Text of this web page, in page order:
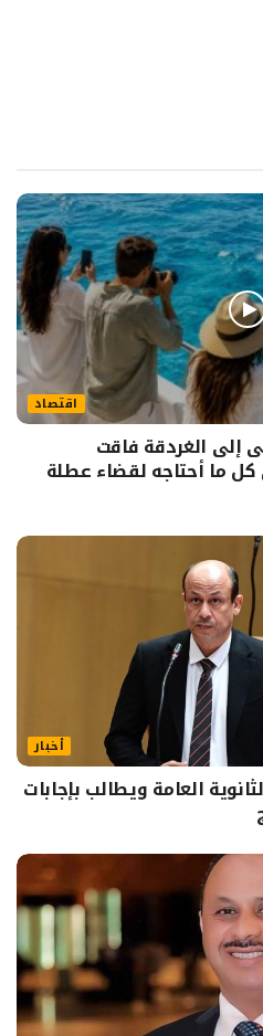
اقتصاد
إلى الغردقة فاقت
ما أحتاجه لقضاء عطلة
أخبار
العامة ويطالب بإجابات